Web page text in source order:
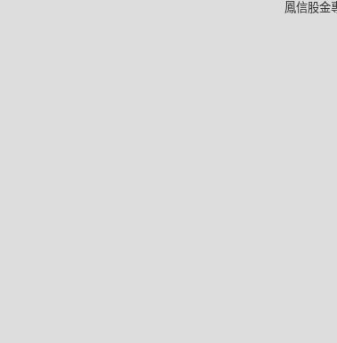
鳳信股金